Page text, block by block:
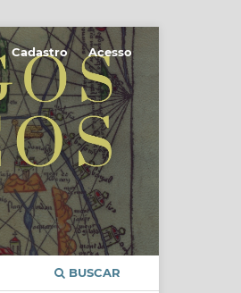
BUSCAR
Cadastro Acesso